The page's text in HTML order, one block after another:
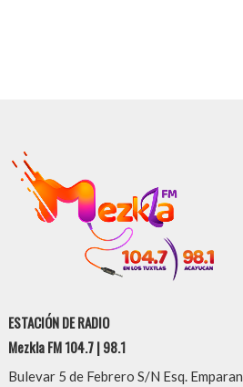
ESTACIÓN DE RADIO
Mezkla FM 104.7 | 98.1
Bulevar 5 de Febrero S/N Esq. Emparan